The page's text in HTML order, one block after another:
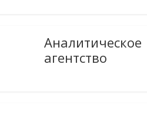
Аналитическое
агентство